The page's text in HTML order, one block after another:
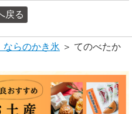
戻る
ならのかき氷 ＞ てのべたか